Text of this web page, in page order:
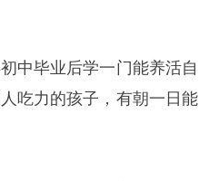
中毕业后学一门能养活自
吃力的孩子，有朝一日能